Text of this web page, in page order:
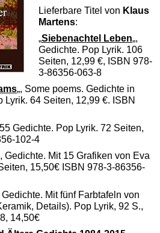
Lieferbare Titel von Klaus
Martens:
„Siebenachtel Leben„,
Gedichte. Pop Lyrik. 106
Seiten, 12,99 €, ISBN 978-
3-86356-063-8
„, Some poems. Gedichte in
64 Seiten, 12,99 €. ISBN
55 Gedichte. Pop Lyrik. 72 Seiten,
102-4
, Gedichte. Mit 15 Grafiken von Eva
15,50€ ISBN 978-3-86356-
Mit fünf Farbtafeln von
Details). Pop Lyrik, 92 S.,
14,50€